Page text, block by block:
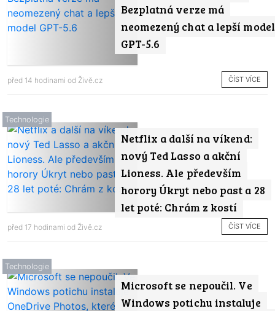
Bezplatná verze má
neomezený chat a lepší model
GPT-5.6
před 14 hodinami od Živě.cz ČÍST VÍCE
Netflix a další na víkend:
nový Ted Lasso a akční
Lioness. Ale především
horory Úkryt nebo past a 28
let poté: Chrám z kostí
Technologie
před 17 hodinami od Živě.cz ČÍST VÍCE
Microsoft se nepoučil. Ve
Windows potichu instaluje
Technologie